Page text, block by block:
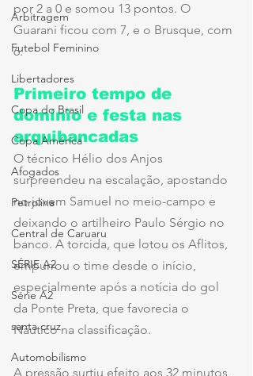
Arbitragem
Futebol Feminino
Libertadores
Copa do Brasil
Copa América
Afogados
Petrolina
Central de Caruaru
SÉRIE A2
Série A2
santa cruz
Automobilismo
por 2 a 0 e somou 13 pontos. O
Guarani ficou com 7, e o Brusque, com
6.
Primeiro tempo de
domínio e festa nas
arquibancadas
O técnico Hélio dos Anjos
surpreendeu na escalação, apostando
no jovem Samuel no meio-campo e
deixando o artilheiro Paulo Sérgio no
banco. A torcida, que lotou os Aflitos,
empurrou o time desde o início,
especialmente após a notícia do gol
da Ponte Preta, que favorecia o
Náutico na classificação.
A pressão surtiu efeito aos 32 minutos,